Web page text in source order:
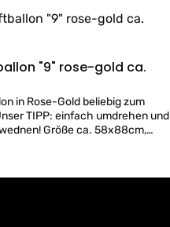
Details
"9" rose-gold ca.
in Rose-Gold beliebig zum
TIPP: einfach umdrehen und
Größe ca. 58x88cm,
Füllung. Luftballon in Wien